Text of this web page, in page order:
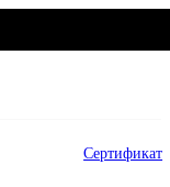
Сертификат